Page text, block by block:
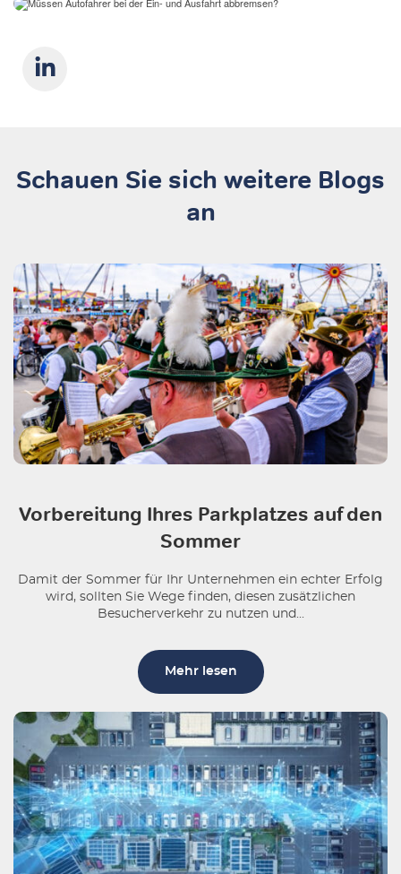
Schauen Sie sich weitere Blogs
an
Vorbereitung Ihres Parkplatzes auf den
Sommer
Damit der Sommer für Ihr Unternehmen ein echter Erfolg
wird, sollten Sie Wege finden, diesen zusätzlichen
Besucherverkehr zu nutzen und...
Mehr lesen